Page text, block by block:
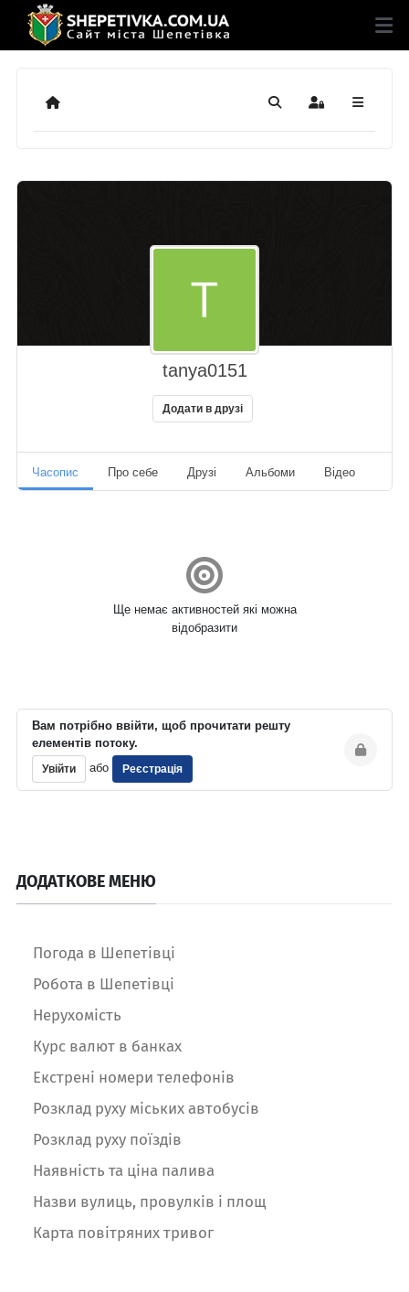
Додому ПошукSign In
tanya0151
Додати в друзі
Часопис Про себе Друзі Альбоми Відео
Ще немає активностей які можна
відобразити
Вам потрібно ввійти, щоб прочитати решту
елементів потоку.
Увійти або Реєстрація
ДОДАТКОВЕ МЕНЮ
Погода в Шепетівці
Робота в Шепетівці
Нерухомість
Курс валют в банках
Екстрені номери телефонів
Розклад руху міських автобусів
Розклад руху поїздів
Наявність та ціна палива
Назви вулиць, провулків і площ
Карта повітряних тривог